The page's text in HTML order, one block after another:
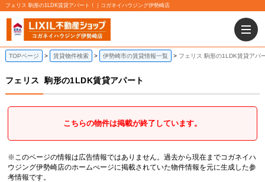
フェリス 駒形の1LDK賃貸アパート！｜コガネイハウジング伊勢崎店
TOPページ 賃貸物件検索 伊勢崎市の賃貸情報一覧 フェリス 駒形の1LDK賃貸アパ
フェリス 駒形の1LDK賃貸アパート
こちらの物件は掲載が終了しています。
※このページの情報は広告情報ではありません。過去から現在までコガネイハ
ウジング伊勢崎店のホームぺージに掲載されていた物件情報を元に生成した参
考情報です。